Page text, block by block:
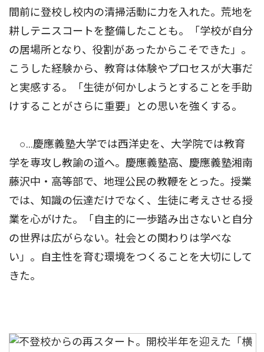
間前に登校し校内の清掃活動に力を入れた。荒地を
耕しテニスコートを整備したことも。「学校が自分
の居場所となり、役割があったからこそできた」。
こうした経験から、教育は体験やプロセスが大事だ
と実感する。「生徒が何かしようとすることを手助
けすることがさらに重要」との思いを強くする。
○…慶應義塾大学では西洋史を、大学院では教育
学を専攻し教諭の道へ。慶應義塾高、慶應義塾湘南
藤沢中・高等部で、地理公民の教鞭をとった。授業
では、知識の伝達だけでなく、生徒に考えさせる授
業を心がけた。「自主的に一歩踏み出さないと自分
の世界は広がらない。社会との関わりは学べな
い」。自主性を育む環境をつくることを大切にして
きた。